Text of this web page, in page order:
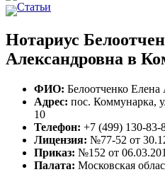
Статьи
Нотариус
Александровна в
ФИО: Белоотченко Елена
Адрес: пос. Коммунарка,
10
Телефон: +7 (499) 130-83-
Лицензия: №77-52 от
Приказ: №152 от
Палата: Московская